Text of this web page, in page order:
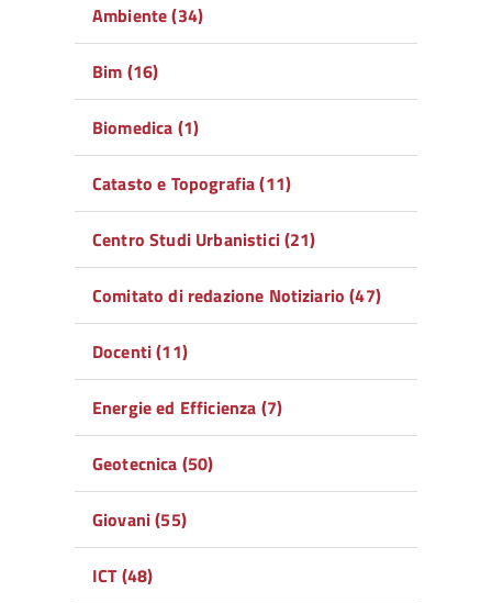
Ambiente (34)
Bim (16)
Biomedica (1)
Catasto e Topografia (11)
Centro Studi Urbanistici (21)
Comitato di redazione Notiziario (47)
Docenti (11)
Energie ed Efficienza (7)
Geotecnica (50)
Giovani (55)
ICT (48)